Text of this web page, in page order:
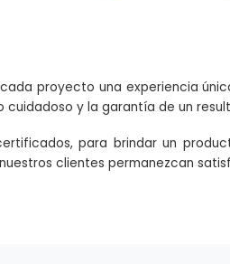
proyecto una experiencia
cuidadoso y la garantía de un
para brindar un
clientes permanezcan